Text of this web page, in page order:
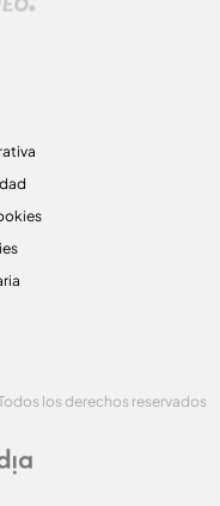
los derechos reservados